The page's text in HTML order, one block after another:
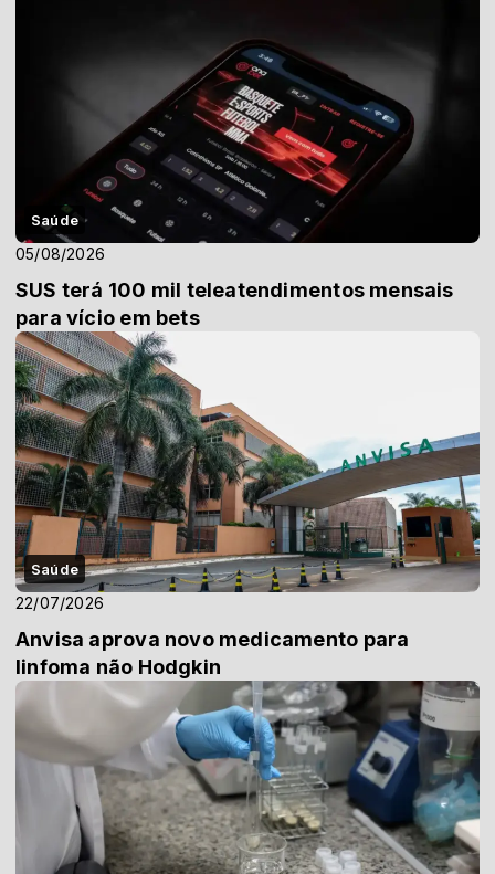
Saúde
05/08/2026
SUS terá 100 mil teleatendimentos mensais
para vício em bets
Saúde
22/07/2026
Anvisa aprova novo medicamento para
linfoma não Hodgkin